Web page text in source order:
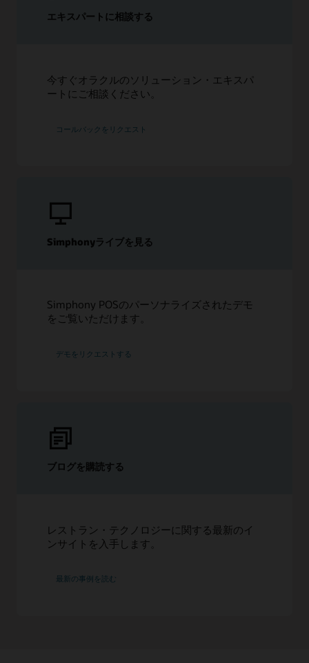
エキスパートに相談する
今すぐオラクルのソリューション・エキスパ
ートにご相談ください。
コールバックをリクエスト
Simphonyライブを見る
Simphony POSのパーソナライズされたデモ
をご覧いただけます。
デモをリクエストする
ブログを購読する
レストラン・テクノロジーに関する最新のイ
ンサイトを入手します。
最新の事例を読む